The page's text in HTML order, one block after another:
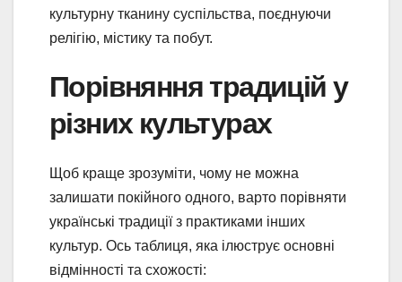
культурну тканину суспільства, поєднуючи
релігію, містику та побут.
Порівняння традицій у
різних культурах
Щоб краще зрозуміти, чому не можна
залишати покійного одного, варто порівняти
українські традиції з практиками інших
культур. Ось таблиця, яка ілюструє основні
відмінності та схожості: